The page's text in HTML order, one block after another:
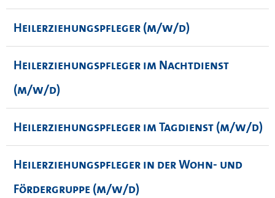
Heilerziehungspfleger (m/w/d)
Heilerziehungspfleger im Nachtdienst
(m/w/d)
Heilerziehungspfleger im Tagdienst (m/w/d)
Heilerziehungspfleger in der Wohn- und
Fördergruppe (m/w/d)